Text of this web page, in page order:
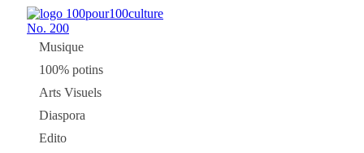
No. 200
Musique
100% potins
Arts Visuels
Diaspora
Edito